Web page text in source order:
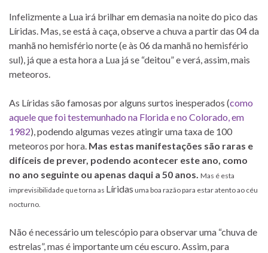
Infelizmente a Lua irá brilhar em demasia na noite do pico das
Líridas. Mas, se está à caça, observe a chuva a partir das 04 da
manhã no hemisfério norte (e às 06 da manhã no hemisfério
sul), já que a esta hora a Lua já se “deitou” e verá, assim, mais
meteoros.
As Líridas são famosas por alguns surtos inesperados (como
aquele que foi testemunhado na Florida e no Colorado, em
1982), podendo algumas vezes atingir uma taxa de 100
meteoros por hora. Mas estas manifestações são raras e
difíceis de prever, podendo acontecer este ano, como
no ano seguinte ou apenas daqui a 50 anos. Mas é esta
imprevisibilidade que torna as Líridas uma boa razão para estar atento ao céu
nocturno.
Não é necessário um telescópio para observar uma “chuva de
estrelas”, mas é importante um céu escuro. Assim, para